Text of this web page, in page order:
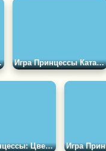
Игра Принцессы Катаются на Коньках
Игра Принцессы: Цветочная Весна